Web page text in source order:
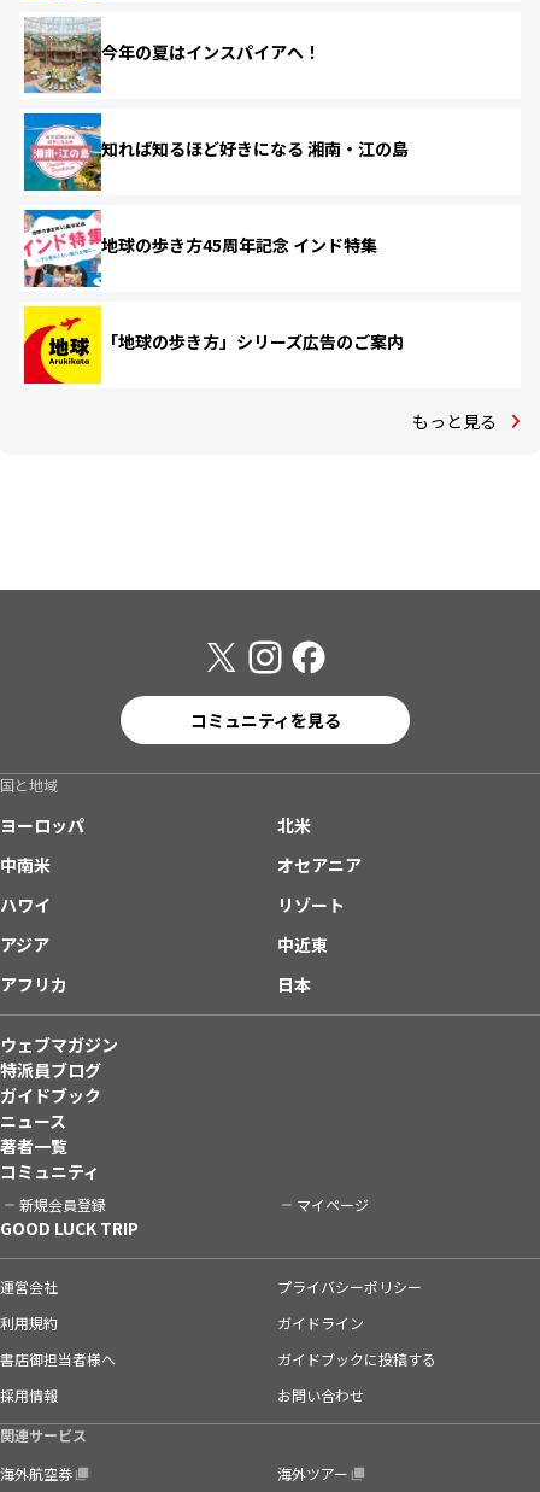
今年の夏はインスパイアへ！
知れば知るほど好きになる 湘南・江の島
地球の歩き方45周年記念 インド特集
「地球の歩き方」シリーズ広告のご案内
もっと見る
コミュニティを見る
国と地域
ヨーロッパ
北米
中南米
オセアニア
ハワイ
リゾート
アジア
中近東
アフリカ
日本
ウェブマガジン
特派員ブログ
ガイドブック
ニュース
著者一覧
コミュニティ
新規会員登録 マイページ
GOOD LUCK TRIP
運営会社
プライバシーポリシー
利用規約
ガイドライン
書店御担当者様へ
ガイドブックに投稿する
採用情報
お問い合わせ
関連サービス
海外航空券
海外ツアー